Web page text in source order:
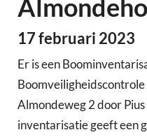
17 februari 2023
Er is een
Almondeweg 2 door
inventarisatie geeft een